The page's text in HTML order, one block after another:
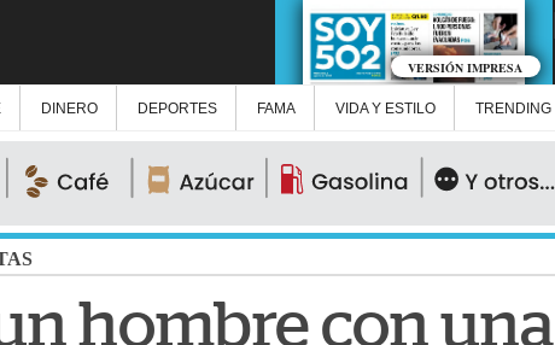
VERSIÓN IMPRESA
DINERO DEPORTES FAMA VIDA Y ESTILO TRENDING
hombre con una